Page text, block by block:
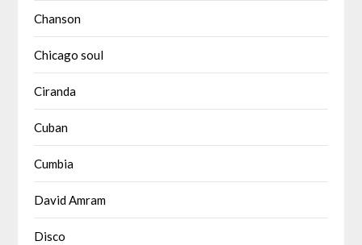
Chanson
Chicago soul
Ciranda
Cuban
Cumbia
David Amram
Disco